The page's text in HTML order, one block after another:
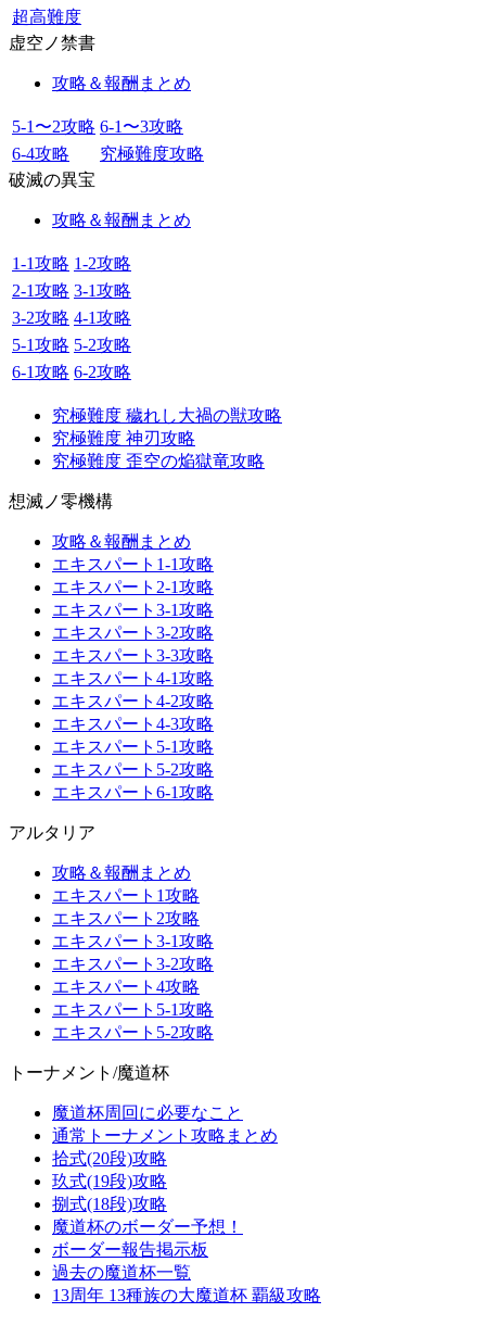
超高難度
虚空ノ禁書
攻略＆報酬まとめ
5-1〜2攻略 6-1〜3攻略
6-4攻略
究極難度攻略
破滅の異宝
攻略＆報酬まとめ
1-1攻略 1-2攻略
2-1攻略 3-1攻略
3-2攻略 4-1攻略
5-1攻略 5-2攻略
6-1攻略 6-2攻略
究極難度 穢れし大禍の獣攻略
究極難度 神刃攻略
究極難度 歪空の焔獄竜攻略
想滅ノ零機構
攻略＆報酬まとめ
エキスパート1-1攻略
エキスパート2-1攻略
エキスパート3-1攻略
エキスパート3-2攻略
エキスパート3-3攻略
エキスパート4-1攻略
エキスパート4-2攻略
エキスパート4-3攻略
エキスパート5-1攻略
エキスパート5-2攻略
エキスパート6-1攻略
アルタリア
攻略＆報酬まとめ
エキスパート1攻略
エキスパート2攻略
エキスパート3-1攻略
エキスパート3-2攻略
エキスパート4攻略
エキスパート5-1攻略
エキスパート5-2攻略
トーナメント/魔道杯
魔道杯周回に必要なこと
通常トーナメント攻略まとめ
拾式(20段)攻略
玖式(19段)攻略
捌式(18段)攻略
魔道杯のボーダー予想！
ボーダー報告掲示板
過去の魔道杯一覧
13周年 13種族の大魔道杯 覇級攻略